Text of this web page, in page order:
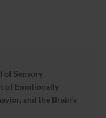
of Sensory
of Emotionally
and the Brain’s